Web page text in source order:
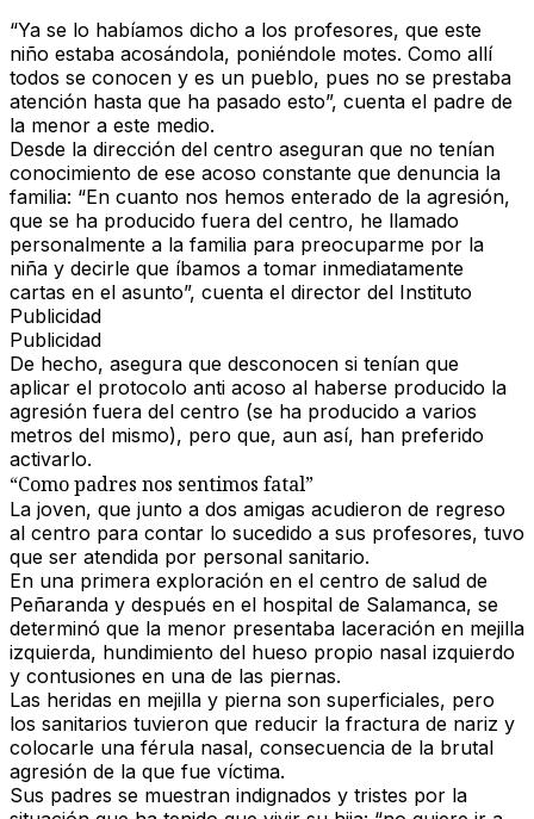
“Ya se lo habíamos dicho a los profesores, que este
niño estaba acosándola, poniéndole motes. Como allí
todos se conocen y es un pueblo, pues no se prestaba
atención hasta que ha pasado esto”, cuenta el padre de
la menor a este medio.
Desde la dirección del centro aseguran que no tenían
conocimiento de ese acoso constante que denuncia la
familia: “En cuanto nos hemos enterado de la agresión,
que se ha producido fuera del centro, he llamado
personalmente a la familia para preocuparme por la
niña y decirle que íbamos a tomar inmediatamente
cartas en el asunto”, cuenta el director del Instituto
Publicidad
Publicidad
De hecho, asegura que desconocen si tenían que
aplicar el protocolo anti acoso al haberse producido la
agresión fuera del centro (se ha producido a varios
metros del mismo), pero que, aun así, han preferido
activarlo.
“Como padres nos sentimos fatal”
La joven, que junto a dos amigas acudieron de regreso
al centro para contar lo sucedido a sus profesores, tuvo
que ser atendida por personal sanitario.
En una primera exploración en el centro de salud de
Peñaranda y después en el hospital de Salamanca, se
determinó que la menor presentaba laceración en mejilla
izquierda, hundimiento del hueso propio nasal izquierdo
y contusiones en una de las piernas.
Las heridas en mejilla y pierna son superficiales, pero
los sanitarios tuvieron que reducir la fractura de nariz y
colocarle una férula nasal, consecuencia de la brutal
agresión de la que fue víctima.
Sus padres se muestran indignados y tristes por la